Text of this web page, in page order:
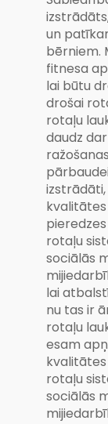
un
bērniem.
fitnesa
lai būtu
drošai
rotaļu
daudz
rotaļu
sociālās
lai
nu tas ir
rotaļu
esam
rotaļu
sociālās